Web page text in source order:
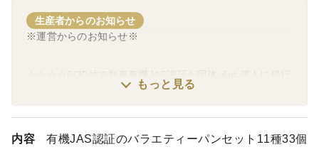
生産者からのお知らせ
※運営からのお知らせ※
完了しました。これでまた有機JASマーク付き商品が届き
■■現在非常に好評いただいている有機JAS認証の自然栽培
もっと見る
内容
有機JAS認証のバラエティーパンセット11種33個